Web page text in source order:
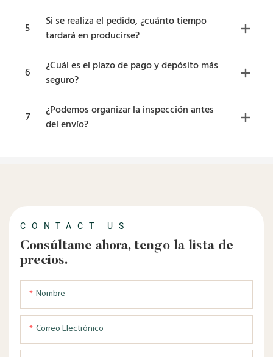
5
Si se realiza el pedido, ¿cuánto tiempo
tardará en producirse?
6
¿Cuál es el plazo de pago y depósito más
seguro?
7
¿Podemos organizar la inspección antes
del envío?
CONTACT US
Consúltame ahora, tengo la lista de
precios.
Nombre
Correo Electrónico